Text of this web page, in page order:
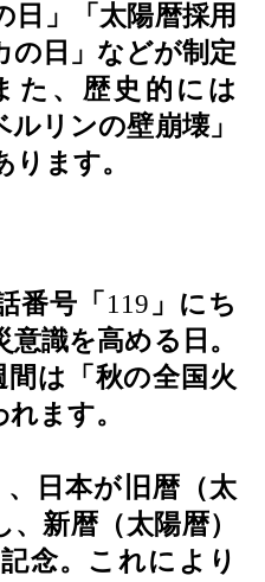
日」「太陽暦採用
の日」などが制定
た、歴史的には
ルリンの壁崩壊」
ます。
番号「 119 」にち
識を高める日。
間は「秋の全国火
ます。
、日本が旧暦（太
新暦（太陽暦）
念。これにより